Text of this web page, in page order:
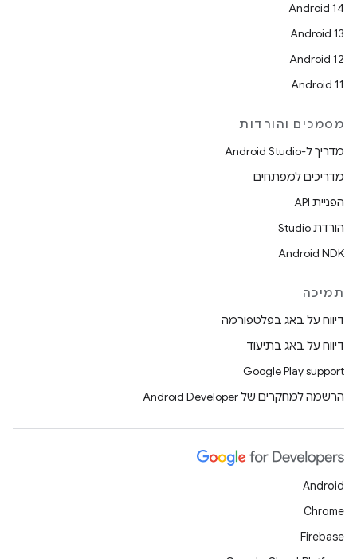
Android 14
Android 13
Android 12
Android 11
מסמכים והורדות
מדריך ל-Android Studio
מדריכים למפתחים
הפניית API
הורדת Studio
Android NDK
תמיכה
דיווח על באג בפלטפורמה
דיווח על באג בתיעוד
Google Play support
הרשמה למחקרים של Android Developer
Android
Chrome
Firebase